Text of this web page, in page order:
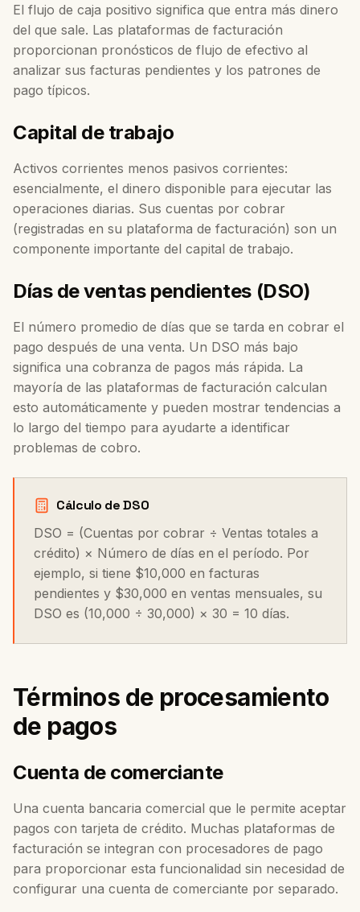
El flujo de caja positivo significa que entra más dinero
del que sale. Las plataformas de facturación
proporcionan pronósticos de flujo de efectivo al
analizar sus facturas pendientes y los patrones de
pago típicos.
Capital de trabajo
Activos corrientes menos pasivos corrientes:
esencialmente, el dinero disponible para ejecutar las
operaciones diarias. Sus cuentas por cobrar
(registradas en su plataforma de facturación) son un
componente importante del capital de trabajo.
Días de ventas pendientes (DSO)
El número promedio de días que se tarda en cobrar el
pago después de una venta. Un DSO más bajo
significa una cobranza de pagos más rápida. La
mayoría de las plataformas de facturación calculan
esto automáticamente y pueden mostrar tendencias a
lo largo del tiempo para ayudarte a identificar
problemas de cobro.
Cálculo de DSO
DSO = (Cuentas por cobrar ÷ Ventas totales a
crédito) × Número de días en el período. Por
ejemplo, si tiene $10,000 en facturas
pendientes y $30,000 en ventas mensuales, su
DSO es (10,000 ÷ 30,000) × 30 = 10 días.
Términos de procesamiento
de pagos
Cuenta de comerciante
Una cuenta bancaria comercial que le permite aceptar
pagos con tarjeta de crédito. Muchas plataformas de
facturación se integran con procesadores de pago
para proporcionar esta funcionalidad sin necesidad de
configurar una cuenta de comerciante por separado.